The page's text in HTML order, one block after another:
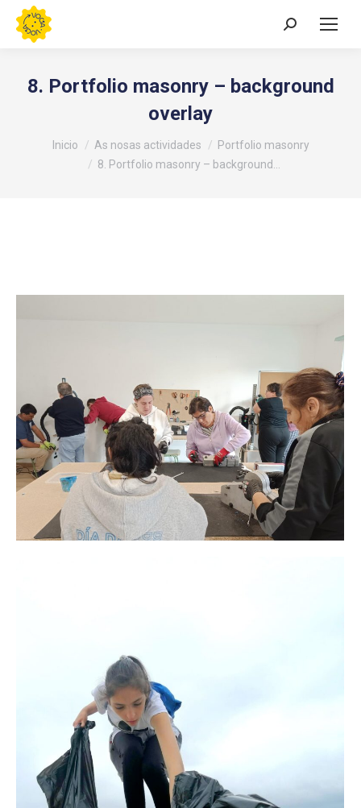
Buscar:
8. Portfolio masonry – background
overlay
Estás aquí:
Inicio As nosas actividades
Portfolio masonry
8. Portfolio masonry – background…
Actividades septiembre 11, 2021
Actividades septiembre 11, 2021